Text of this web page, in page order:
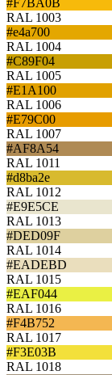
RAL 1003
#e4a700
RAL 1004
#C89F04
RAL 1005
#E1A100
RAL 1006
#E79C00
RAL 1007
#AF8A54
RAL 1011
#d8ba2e
RAL 1012
#E9E5CE
RAL 1013
#DED09F
RAL 1014
#EADEBD
RAL 1015
#EAF044
RAL 1016
#F4B752
RAL 1017
#F3E03B
RAL 1018